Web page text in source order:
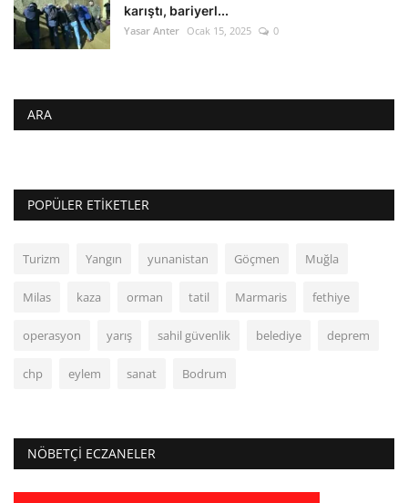
karıştı, bariyerl...
Yasar Anter Ocak 15, 2025 0
ARA
POPÜLER ETIKETLER
Turizm Yangın yunanistan Göçmen Muğla
Milas kaza orman tatil Marmaris fethiye
operasyon yarış sahil güvenlik belediye deprem
chp eylem sanat Bodrum
NÖBETÇI ECZANELER